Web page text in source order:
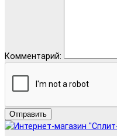
Комментарий:
Отправить